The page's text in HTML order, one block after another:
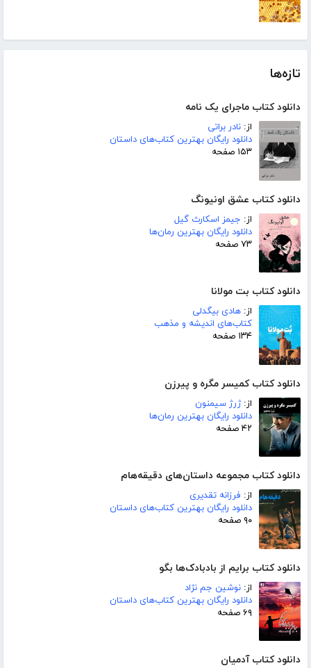
تازه‌ها
دانلود کتاب ماجرای یک نامه
از: نادر براتی
دانلود رایگان بهترین کتاب‌های داستان
۱۵۳ صفحه
دانلود کتاب عشق اونیونگ
از: جیمز اسکارث گیل
دانلود رایگان بهترین رمان‌ها
۷۳ صفحه
دانلود کتاب بت مولانا
از: هادی بیگدلی
کتاب‌های اندیشه و مذهب
۱۳۴ صفحه
دانلود کتاب کمیسر مگره و پیرزن
از:ژرژ سیمنون
دانلود رایگان بهترین رمان‌ها
۴۲ صفحه
دانلود کتاب مجموعه داستان‌های دقیقه‌هام
از: فرزانه تقدیری
دانلود رایگان بهترین کتاب‌های داستان
۹۰ صفحه
دانلود کتاب برایم از بادبادک‌ها بگو
از: نوشین جم نژاد
دانلود رایگان بهترین کتاب‌های داستان
۶۹ صفحه
دانلود کتاب آدمیان